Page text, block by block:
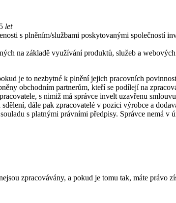
let
s plněním/službami poskytovanými společností
na základě využívání produktů, služeb a
je to nezbytné k plnění jejich pracovních
obchodním partnerům, kteří se podílejí na
s nimiž má správce invelt uzavřenu
dále pak zpracovatelé v pozici výrobce a
s platnými právními předpisy. Správce nemá v
zpracovávány, a pokud je tomu tak, máte právo